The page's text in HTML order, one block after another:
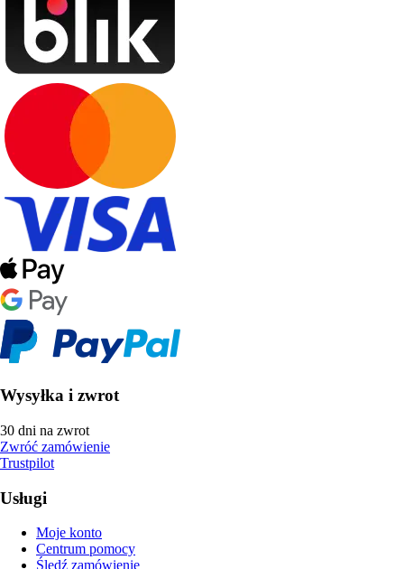
Wysyłka i zwrot
30 dni na zwrot
Zwróć zamówienie
Trustpilot
Usługi
Moje konto
Centrum pomocy
Śledź zamówienie